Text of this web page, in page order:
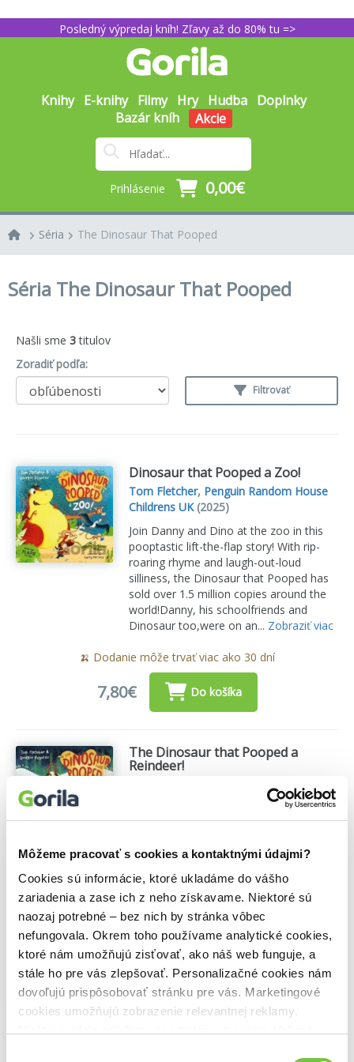
Môžeme pracovať s cookies a kontaktnými údajmi?
Cookies sú informácie, ktoré ukladáme do vášho
zariadenia a zase ich z neho získavame. Niektoré sú
naozaj potrebné – bez nich by stránka vôbec
nefungovala. Okrem toho používame analytické cookies,
ktoré nám umožňujú zisťovať, ako náš web funguje, a
stále ho pre vás zlepšovať. Personalizačné cookies nám
dovoľujú prispôsobovať stránku pre vás. Marketingové
cookies umožňujú zobrazenie relevantnej reklamy.
Posledný výpredaj kníh! Zľavy až do 80% tu =>
Knihy E-knihy Filmy Hry Hudba Doplnky
Bazár kníh
Akcie
Prihlásenie 0,00€
Séria The Dinosaur That Pooped
Séria The Dinosaur That Pooped
Našli sme 3titulov
Zoradiť podľa:
Filtrovať
Dinosaur that Pooped a Zoo!
Tom Fletcher, Penguin Random House
Childrens UK(2025)
Join Danny and Dino at the zoo in this
pooptastic lift-the-flap story! With rip-
roaring rhyme and laugh-out-loud
silliness, the Dinosaur that Pooped has
sold over 1.5 million copies around the
world!Danny, his schoolfriends and
Dinosaur too,were on an... Zobraziť viac
🍌 Dodanie môže trvať viac ako 30 dní
7,80€ Do košíka
The Dinosaur that Pooped a
Reindeer!
This fun series is the perfect introduction
poop-filled adventure is written by
bestselling author duo Tom Fletcher and
Dougie Poynter! ...Zobraziť viac
🍌 Odosielame o 5 dní.
6,90€ Do košíka
Dinosaur that Pooped a Monster!
Tom Fletcher,Penguin Random House